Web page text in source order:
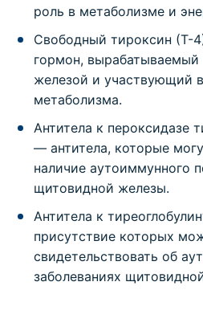
роль в метаболизме и
Свободный тироксин (Т-
гормон,
железой и участвующий
метаболизма.
Антитела к пероксидазе
— антитела, которые
наличие аутоиммунного
щитовидной железы.
Антитела к
присутствие которых
свидетельствовать об
заболеваниях